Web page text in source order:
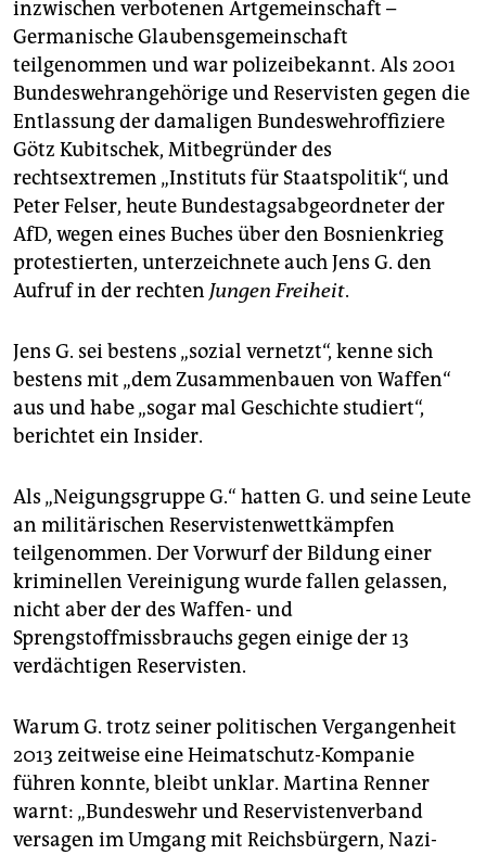
inzwischen verbotenen Artgemeinschaft –
Germanische Glaubensgemeinschaft
teilgenommen und war polizeibekannt. Als 2001
Bundeswehrangehörige und Reservisten gegen die
Entlassung der damaligen Bundeswehroffiziere
Götz Kubitschek, Mitbegründer des
rechtsextremen „Instituts für Staatspolitik“, und
Peter Felser, heute Bundestagsabgeordneter der
AfD, wegen eines Buches über den Bosnienkrieg
protestierten, unterzeichnete auch Jens G. den
Aufruf in der rechten Jungen Freiheit.
Jens G. sei bestens „sozial vernetzt“, kenne sich
bestens mit „dem Zusammenbauen von Waffen“
aus und habe „sogar mal Geschichte studiert“,
berichtet ein Insider.
Als „Neigungsgruppe G.“ hatten G. und seine Leute
an militärischen Reservistenwettkämpfen
teilgenommen. Der Vorwurf der Bildung einer
kriminellen Vereinigung wurde fallen gelassen,
nicht aber der des Waffen- und
Sprengstoffmissbrauchs gegen einige der 13
verdächtigen Reservisten.
Warum G. trotz seiner politischen Vergangenheit
2013 zeitweise eine Heimatschutz-Kompanie
führen konnte, bleibt unklar. Martina Renner
warnt: „Bundeswehr und Reservistenverband
versagen im Umgang mit Reichsbürgern, Nazi-